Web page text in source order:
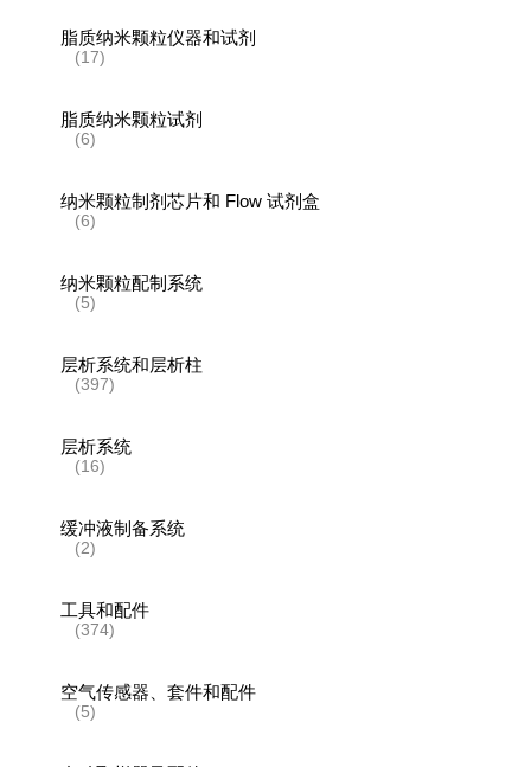
脂质纳米颗粒仪器和试剂
(17)
脂质纳米颗粒试剂
(6)
纳米颗粒制剂芯片和 Flow 试剂盒
(6)
纳米颗粒配制系统
(5)
层析系统和层析柱
(397)
层析系统
(16)
缓冲液制备系统
(2)
工具和配件
(374)
空气传感器、套件和配件
(5)